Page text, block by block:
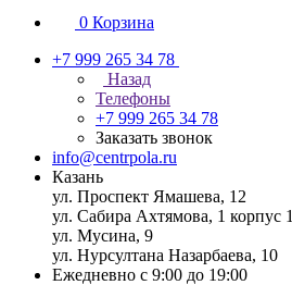
0 Корзина
+7 999 265 34 78
Назад
Телефоны
+7 999 265 34 78
Заказать звонок
info@centrpola.ru
Казань
ул. Проспект Ямашева, 12
ул. Сабира Ахтямова, 1 корпус 1
ул. Мусина, 9
ул. Нурсултана Назарбаева, 10
Ежедневно с 9:00 до 19:00